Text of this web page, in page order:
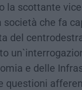
la scottante
società che fa
del
e delle
questioni